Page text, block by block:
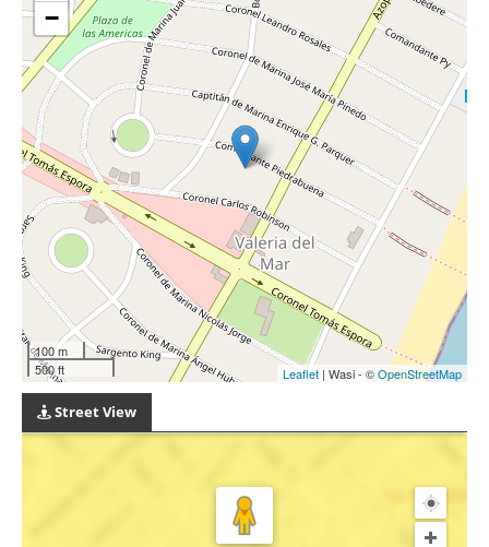
−
100 m
500 ft
Leaflet | Wasi - ©OpenStreetMap
Street View